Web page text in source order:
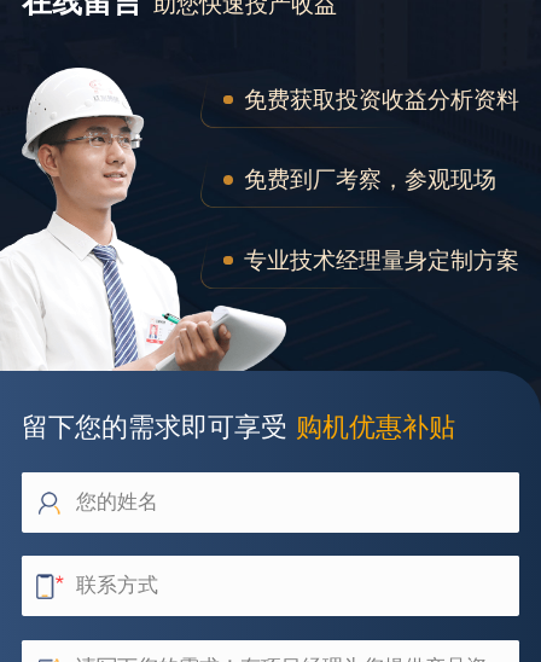
免费获取投资收益分析资料
免费到厂考察，参观现场
专业技术经理量身定制方案
留下您的需求即可享受 购机优惠补贴